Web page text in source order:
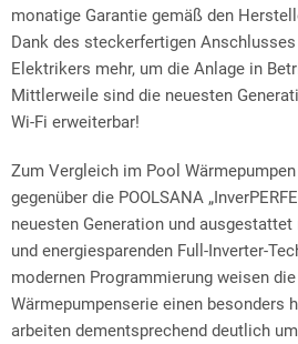
monatige Garantie gemäß den
Dank des steckerfertigen
Elektrikers mehr, um die Anlage in
Mittlerweile sind die neuesten
Wi-Fi erweiterbar!
Zum Vergleich im Pool
gegenüber die POOLSANA
neuesten Generation und
und energiesparenden Full-Inverter-
modernen Programmierung weisen
Wärmepumpenserie einen besonders
arbeiten dementsprechend deutlich